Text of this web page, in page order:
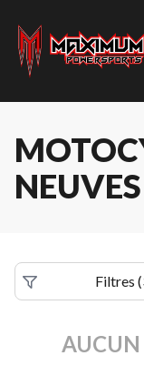
NEUVES
Filtres (
AUCUN